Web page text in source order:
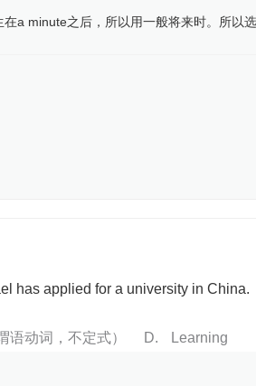
a minute之后，所以用一般将来时。所以选
has applied for a university in China.
语动词，不定式） D Learning